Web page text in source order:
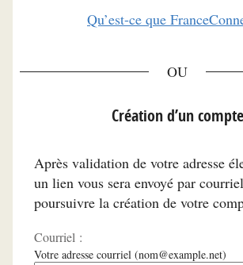
Qu’est-ce que
Création d’un compte
Après validation de votre adresse
un lien vous sera envoyé par
poursuivre la création de votre
Courriel :
Votre adresse courriel (nom@example.net)